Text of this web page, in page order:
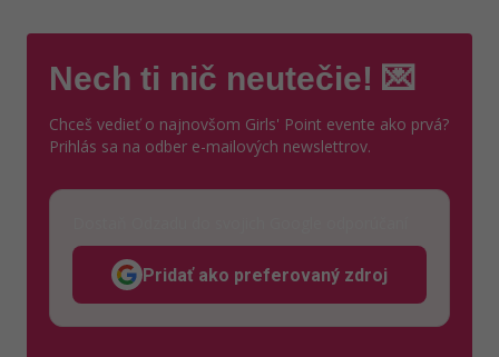
Nech ti nič neutečie! 💌
Chceš vedieť o najnovšom Girls' Point evente ako prvá?
Prihlás sa na odber e-mailových newslettrov.
Pridať ako preferovaný zdroj
Odzadu, odkaz sa otvorí v